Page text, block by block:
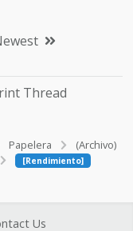
Thread
Papelera
(Archivo)
[Rendimiento]
Us